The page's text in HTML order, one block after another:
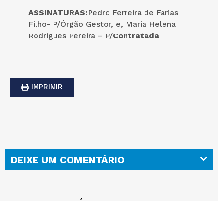
ASSINATURAS:Pedro Ferreira de Farias
Filho- P/Órgão Gestor, e, Maria Helena
Rodrigues Pereira – P/Contratada
IMPRIMIR
DEIXE UM COMENTÁRIO